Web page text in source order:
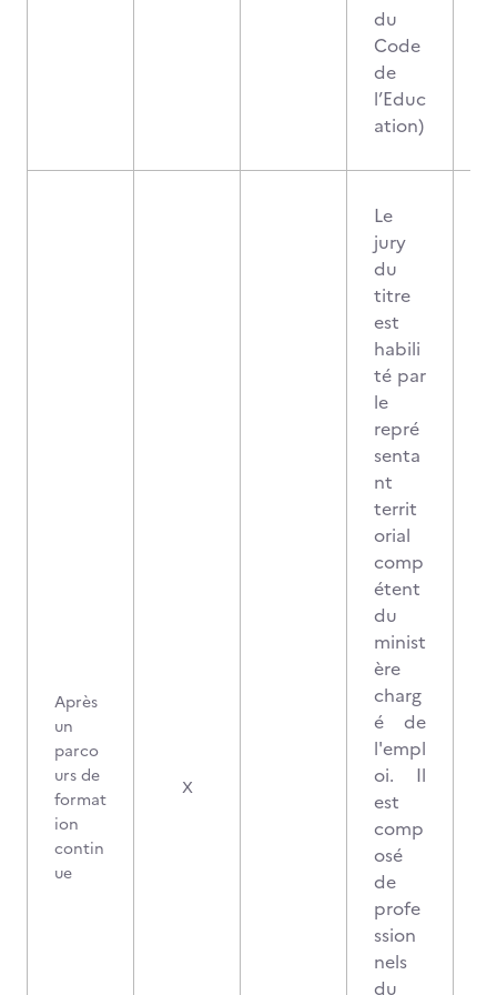
du
Code
de
l’Educ
ation)
Après
un
parco
urs de
format
ion
contin
ue
X
Le
jury
du
titre
est
habili
té par
le
repré
senta
nt
territ
orial
comp
étent
du
minist
ère
charg
é de
l'empl
oi. Il
est
comp
osé
de
profe
ssion
nels
du